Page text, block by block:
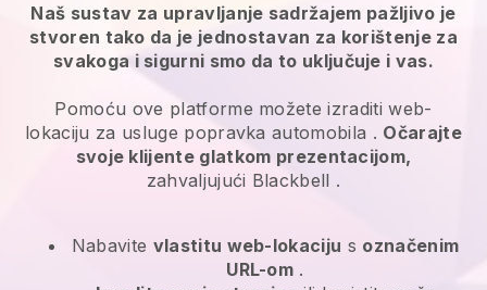
Naš sustav za upravljanje sadržajem pažljivo je
stvoren tako da je jednostavan za korištenje za
svakoga i sigurni smo da to uključuje i vas.
Pomoću ove platforme možete izraditi web-
lokaciju za usluge popravka automobila . Očarajte
svoje klijente glatkom prezentacijom,
zahvaljujući Blackbell .
Nabavite vlastitu web-lokaciju s označenim
URL-om .